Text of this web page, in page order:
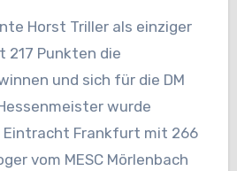
Horst Triller als einziger
217 Punkten die
und sich für die DM
wurde
Eintracht Frankfurt mit 266
vom MESC Mörlenbach